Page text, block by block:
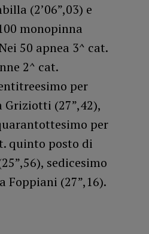
(2’06”,03) e
monopinna
50 apnea 3^ cat.
2^ cat.
per
Griziotti (27”,42),
per
quinto posto di
sedicesimo
Foppiani (27”,16).